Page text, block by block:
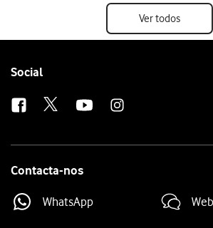
Ver todos
Follow
Social
Contacta-nos
WhatsApp